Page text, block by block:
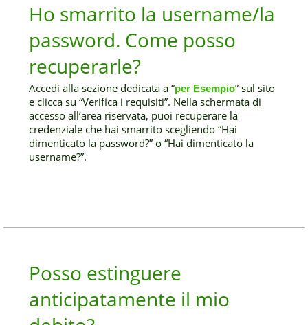
Ho smarrito la username/la
password. Come posso
recuperarle?
Accedi alla sezione dedicata a “per Esempio” sul sito
e clicca su “Verifica i requisiti”. Nella schermata di
accesso all’area riservata, puoi recuperare la
credenziale che hai smarrito scegliendo “Hai
dimenticato la password?” o “Hai dimenticato la
username?”.
Posso estinguere
anticipatamente il mio